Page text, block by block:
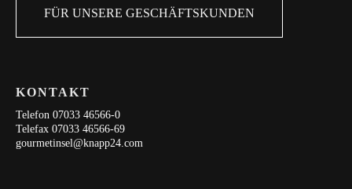
FÜR UNSERE GESCHÄFTSKUNDEN
KONTAKT
Telefon 07033 46566-0
Telefax 07033 46566-69
gourmetinsel@knapp24.com